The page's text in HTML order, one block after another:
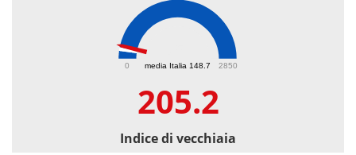
media Italia 148.7
0 2850
205.2
Indice di vecchiaia